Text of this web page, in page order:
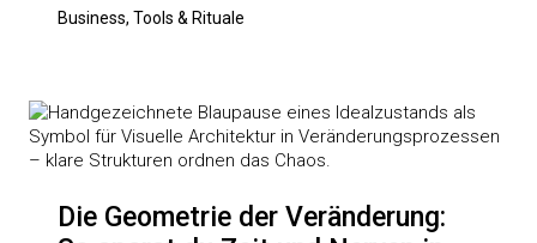
Business, Tools & Rituale
Die Geometrie der Veränderung: